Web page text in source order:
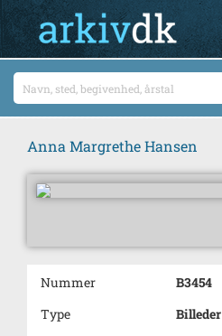
Anna Margrethe Hansen
Nummer
B3454
Type
Billeder